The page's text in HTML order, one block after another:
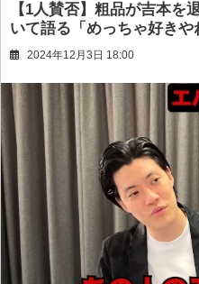
【1人賛否】粗品が吉本を
いて語る「めっちゃ好きや
2024年12月3日 18:00